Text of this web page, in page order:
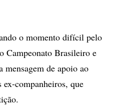
o momento difícil pelo
Campeonato Brasileiro e
mensagem de apoio ao
ex-companheiros, que